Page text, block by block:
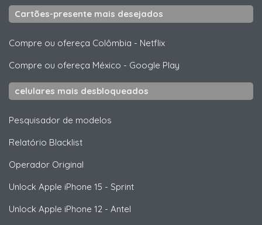
Cartões-presente mais desejados
Compre ou ofereça Colômbia - Netflix
Compre ou ofereça México - Google Play
celulares mais desbloqueados
Pesquisador de modelos
Relatório Blacklist
Operador Original
Unlock Apple iPhone 15 - Sprint
Unlock Apple iPhone 12 - Antel